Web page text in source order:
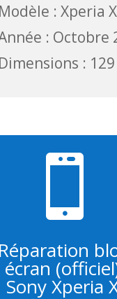
Modèle : Xperia
: Octobre
Dimensions :

Réparation
écran
Sony Xperia